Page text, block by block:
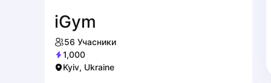
iGym
56 Учасники
1,000
Kyiv, Ukraine